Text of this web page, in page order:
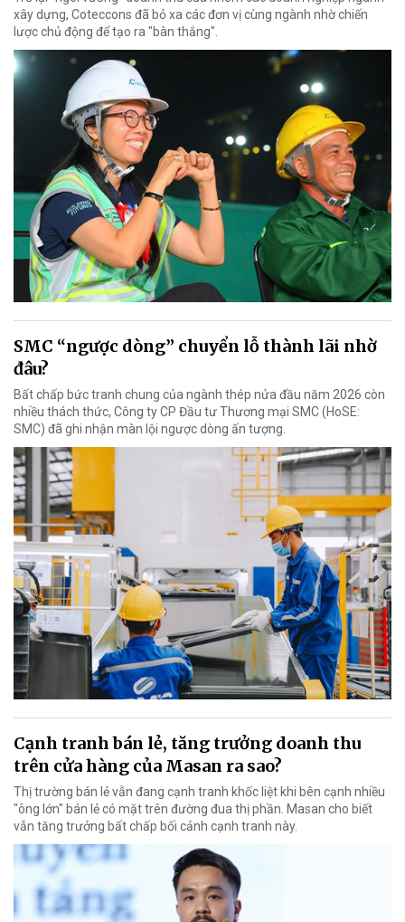
xây dựng, Coteccons đã bỏ xa các đơn vị cùng ngành nhờ chiến
lược chủ động để tạo ra "bàn thắng".
SMC “ngược dòng” chuyển lỗ thành lãi nhờ
đâu?
Bất chấp bức tranh chung của ngành thép nửa đầu năm 2026 còn
nhiều thách thức, Công ty CP Đầu tư Thương mại SMC (HoSE:
SMC) đã ghi nhận màn lội ngược dòng ấn tượng.
Cạnh tranh bán lẻ, tăng trưởng doanh thu
trên cửa hàng của Masan ra sao?
Thị trường bán lẻ vẫn đang cạnh tranh khốc liệt khi bên cạnh nhiều
"ông lớn" bán lẻ có mặt trên đường đua thị phần. Masan cho biết
vẫn tăng trưởng bất chấp bối cảnh cạnh tranh này.